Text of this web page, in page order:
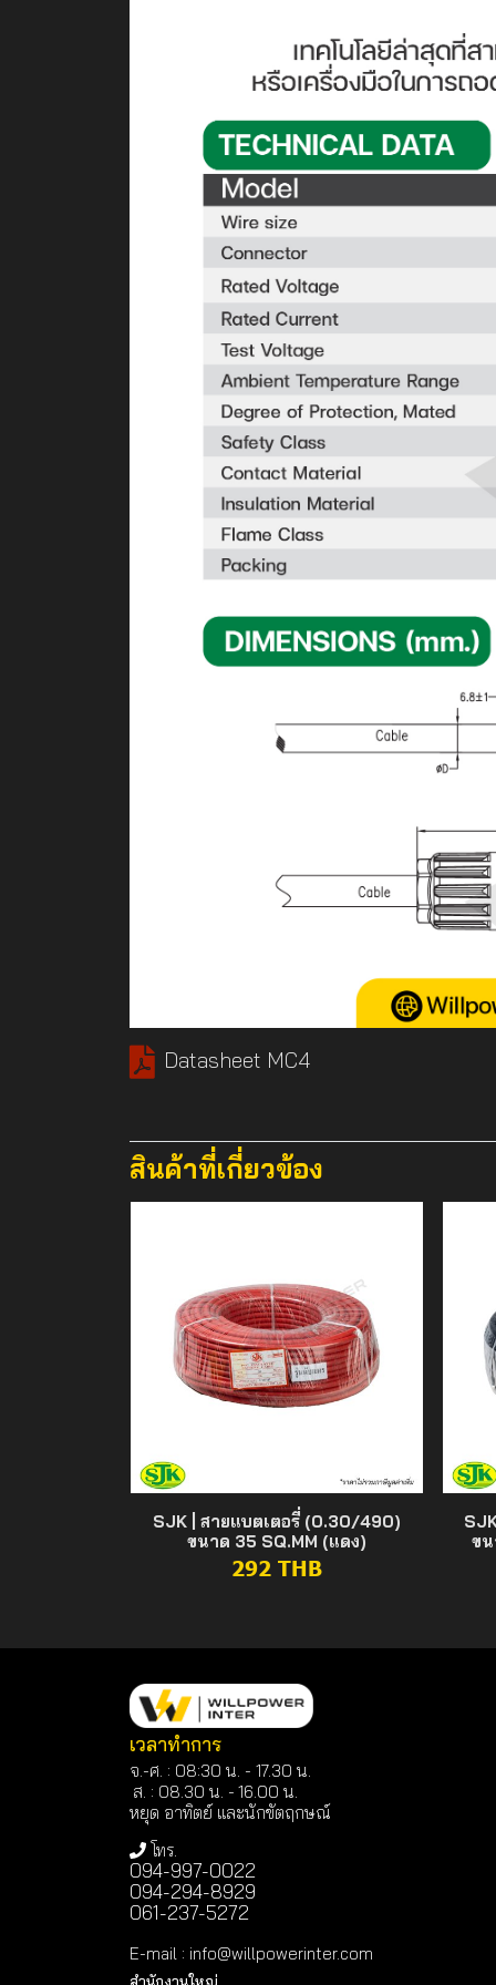
Datasheet MC4
สินค้าที่เกี่ยวข้อง
SJK | สายแบตเตอรี่ (0.30/490)
ขนาด 35 SQ.MM (แดง)
292 THB
ขน
เวลาทำการ
จ.-ศ. : 08:30 น. - 17.30 น.
ส. : 08.30 น. - 16.00 น.
หยุด อาทิตย์ และนักขัตฤกษณ์
โทร.
094-997-0022
094-294-8929
061-237-5272
E-mail : info@willpowerinter.com
สำนักงานใหญ่